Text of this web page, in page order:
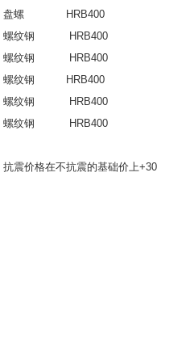
盘螺
HRB400
螺纹钢
HRB400
螺纹钢
HRB400
螺纹钢
HRB400
螺纹钢
HRB400
螺纹钢
HRB400
抗震价格在不抗震的基础价上+30